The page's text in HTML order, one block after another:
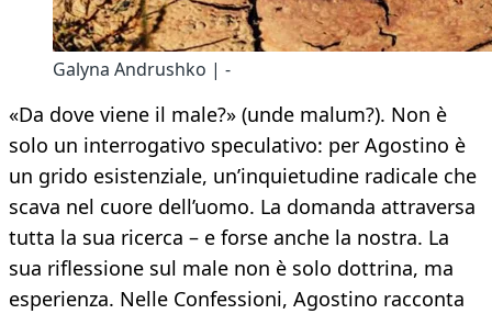
Galyna Andrushko | -
«Da dove viene il male?» (unde malum?). Non è
solo un interrogativo speculativo: per Agostino è
un grido esistenziale, un’inquietudine radicale che
scava nel cuore dell’uomo. La domanda attraversa
tutta la sua ricerca – e forse anche la nostra. La
sua riflessione sul male non è solo dottrina, ma
esperienza. Nelle Confessioni, Agostino racconta